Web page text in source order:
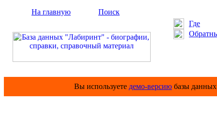
На главную
Поиск
Где
Вы используете демо-версию базы